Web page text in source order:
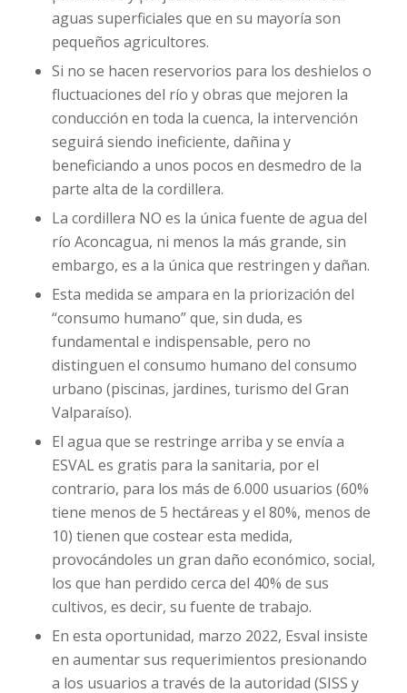
aguas superficiales que en su mayoría son
pequeños agricultores.
Si no se hacen reservorios para los deshielos o
fluctuaciones del río y obras que mejoren la
conducción en toda la cuenca, la intervención
seguirá siendo ineficiente, dañina y
beneficiando a unos pocos en desmedro de la
parte alta de la cordillera.
La cordillera NO es la única fuente de agua del
río Aconcagua, ni menos la más grande, sin
embargo, es a la única que restringen y dañan.
Esta medida se ampara en la priorización del
“consumo humano” que, sin duda, es
fundamental e indispensable, pero no
distinguen el consumo humano del consumo
urbano (piscinas, jardines, turismo del Gran
Valparaíso).
El agua que se restringe arriba y se envía a
ESVAL es gratis para la sanitaria, por el
contrario, para los más de 6.000 usuarios (60%
tiene menos de 5 hectáreas y el 80%, menos de
10) tienen que costear esta medida,
provocándoles un gran daño económico, social,
los que han perdido cerca del 40% de sus
cultivos, es decir, su fuente de trabajo.
En esta oportunidad, marzo 2022, Esval insiste
en aumentar sus requerimientos presionando
a los usuarios a través de la autoridad (SISS y